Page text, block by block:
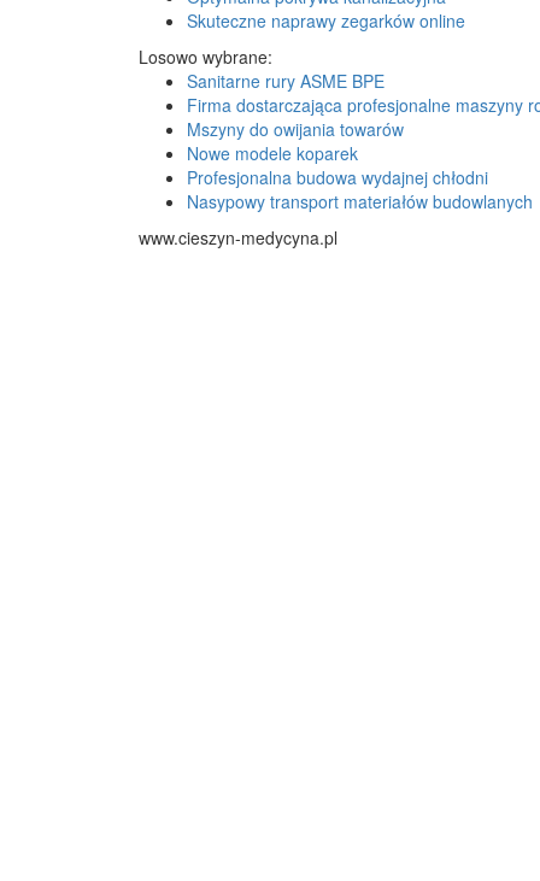
Skuteczne naprawy zegarków online
Losowo wybrane:
Sanitarne rury ASME BPE
Firma dostarczająca profesjonalne maszyny
Mszyny do owijania towarów
Nowe modele koparek
Profesjonalna budowa wydajnej chłodni
Nasypowy transport materiałów budowlanych
www.cieszyn-medycyna.pl